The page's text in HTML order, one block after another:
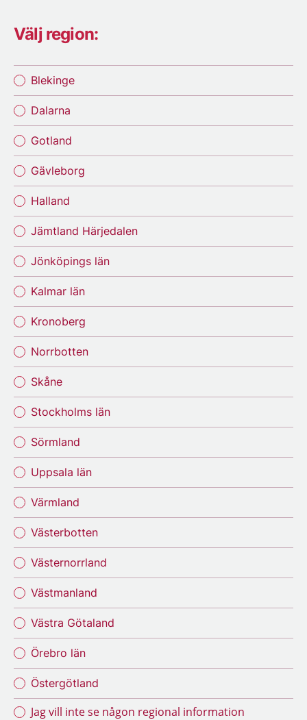
Välj region:
Blekinge
Dalarna
Gotland
Gävleborg
Halland
Jämtland Härjedalen
Jönköpings län
Kalmar län
Kronoberg
Norrbotten
Skåne
Stockholms län
Sörmland
Uppsala län
Värmland
Västerbotten
Västernorrland
Västmanland
Västra Götaland
Örebro län
Östergötland
Jag vill inte se någon regional information